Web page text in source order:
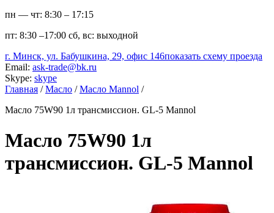
пн — чт: 8:30 – 17:15
пт: 8:30 –17:00 сб, вс: выходной
г. Минск, ул. Бабушкина, 29, офис 146показать схему проезда
Email: ask-trade@bk.ru
Skype: skype
Главная / Масло / Масло Mannol /
Масло 75W90 1л трансмиссион. GL-5 Mannol
Масло 75W90 1л
трансмиссион. GL-5 Mannol